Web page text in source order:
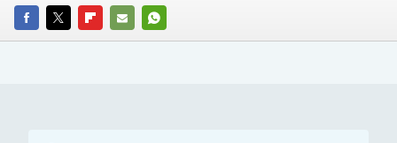
FACEBOOK
TWITTERFLIPBOARD
E-
WHATSAPP